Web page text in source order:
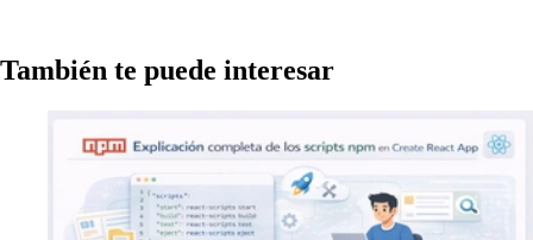
También te puede interesar